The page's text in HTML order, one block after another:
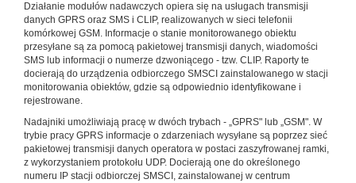
Działanie modułów nadawczych opiera się na usługach transmisji
danych GPRS oraz SMS i CLIP, realizowanych w sieci telefonii
komórkowej GSM. Informacje o stanie monitorowanego obiektu
przesyłane są za pomocą pakietowej transmisji danych, wiadomości
SMS lub informacji o numerze dzwoniącego - tzw. CLIP. Raporty te
docierają do urządzenia odbiorczego SMSCI zainstalowanego w stacji
monitorowania obiektów, gdzie są odpowiednio identyfikowane i
rejestrowane.
Nadajniki umożliwiają pracę w dwóch trybach - „GPRS" lub „GSM". W
trybie pracy GPRS informacje o zdarzeniach wysyłane są poprzez sieć
pakietowej transmisji danych operatora w postaci zaszyfrowanej ramki,
z wykorzystaniem protokołu UDP. Docierają one do określonego
numeru IP stacji odbiorczej SMSCI, zainstalowanej w centrum